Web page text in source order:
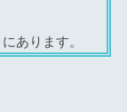
あります。